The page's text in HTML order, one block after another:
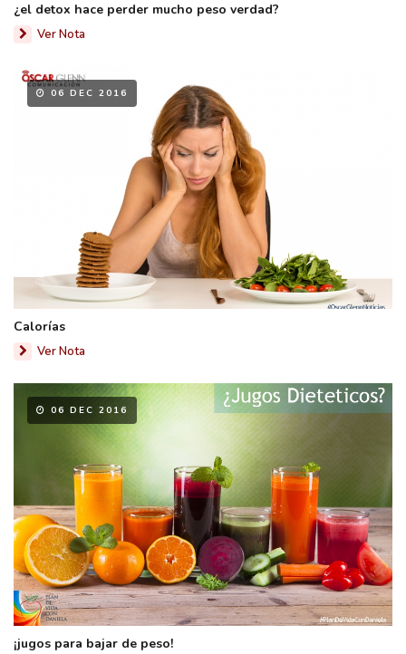
¿el detox hace perder mucho peso verdad?
Ver Nota
06 DEC 2016
Calorías
Ver Nota
06 DEC 2016
¡jugos para bajar de peso!